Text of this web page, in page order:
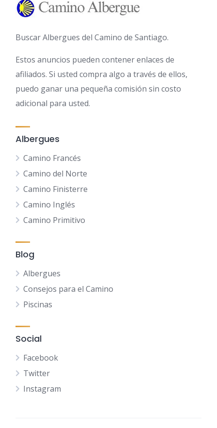
Buscar Albergues del Camino de Santiago.
Estos anuncios pueden contener enlaces de
afiliados. Si usted compra algo a través de ellos,
puedo ganar una pequeña comisión sin costo
adicional para usted.
Albergues
Camino Francés
Camino del Norte
Camino Finisterre
Camino Inglés
Camino Primitivo
Blog
Albergues
Consejos para el Camino
Piscinas
Social
Facebook
Twitter
Instagram